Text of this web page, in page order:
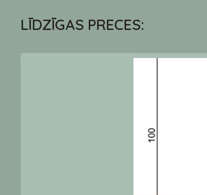
LĪDZĪGAS PRECES: